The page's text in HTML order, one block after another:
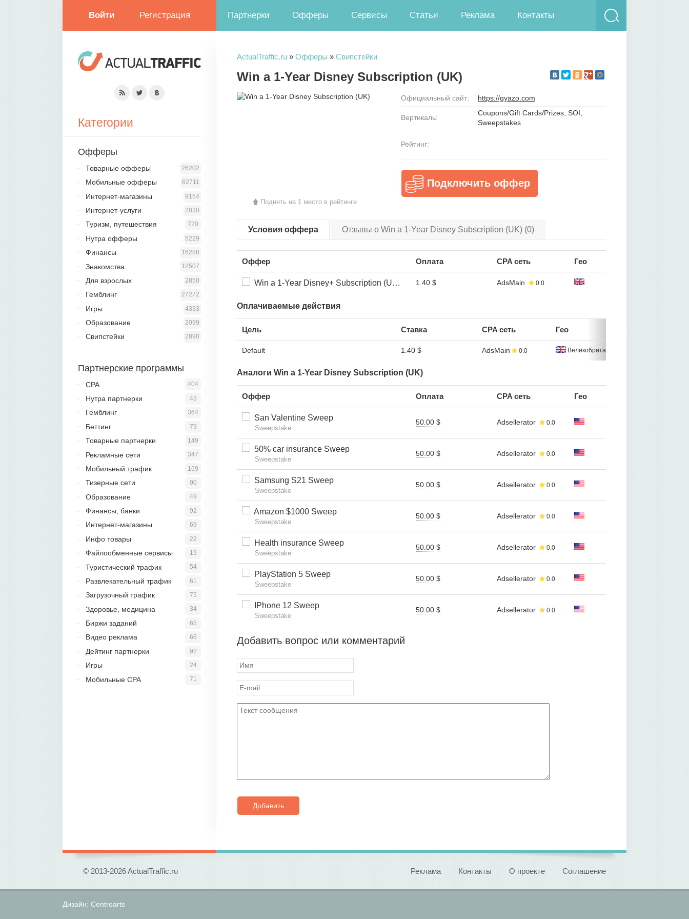
Войти Регистрация Партнерки Офферы Сервисы Статьи Реклама Контакты
ActualTraffic.ru » Офферы » Свипстейки
Win a 1-Year Disney Subscription (UK)
Поднять на 1 место в рейтинге
Официальный сайт: https://gyazo.com
Вертикаль:
Coupons/Gift Cards/Prizes, SOI,
Sweepstakes
Рейтинг:
Подключить оффер
Условия оффера Отзывы о Win a 1-Year Disney Subscription (UK) (0)
Оффер Оплата CPA сеть Гео
Win a 1-Year Disney+ Subscription (UK) (CPL) 1.40 $ AdsMain 0.0
Оплачиваемые действия
Цель Ставка CPA сеть Гео
Default 1.40 $ AdsMain 0.0 Великобритания
Аналоги Win a 1-Year Disney Subscription (UK)
Оффер Оплата CPA сеть Гео
San Valentine Sweep
Sweepstake
50.00 $ Adsellerator 0.0
50% car insurance Sweep
Sweepstake
50.00 $ Adsellerator 0.0
Samsung S21 Sweep
Sweepstake
50.00 $ Adsellerator 0.0
Amazon $1000 Sweep
Sweepstake
50.00 $ Adsellerator 0.0
Health insurance Sweep
Sweepstake
50.00 $ Adsellerator 0.0
PlayStation 5 Sweep
Sweepstake
50.00 $ Adsellerator 0.0
IPhone 12 Sweep
Sweepstake
50.00 $ Adsellerator 0.0
Добавить вопрос или комментарий
Добавить
Категории
Офферы
26202
Товарные офферы
62711
Мобильные офферы
9154
Интернет-магазины
2830
Интернет-услуги
720
Туризм, путешествия
5229
Нутра офферы
16288
Финансы
12507
Знакомства
2850
Для взрослых
27272
Гемблинг
4333
Игры
2099
Образование
2890
Свипстейки
Партнерские программы
404
CPA
43
Нутра партнерки
364
Гемблинг
79
Беттинг
149
Товарные партнерки
347
Рекламные сети
169
Мобильный трафик
90
Тизерные сети
49
Образование
92
Финансы, банки
69
Интернет-магазины
22
Инфо товары
19
Файлообменные сервисы
54
Туристический трафик
61
Развлекательный трафик
75
Загрузочный трафик
34
Здоровье, медицина
65
Биржи заданий
66
Видео реклама
92
Дейтинг партнерки
24
Игры
71
Мобильные CPA
Реклама Контакты О проекте Соглашение
© 2013-2026 ActualTraffic.ru
Дизайн: Centroarts